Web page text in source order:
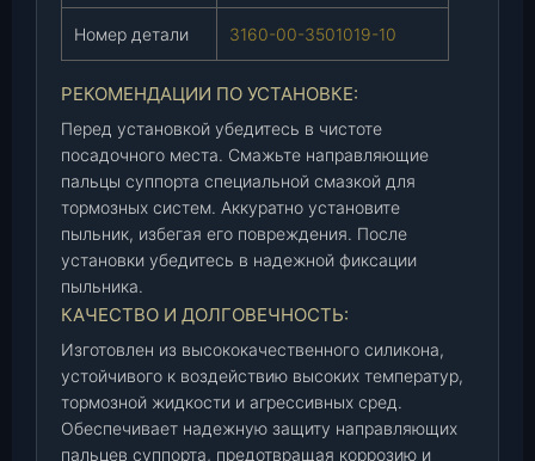
1
-
1
0
)
(
п
ы
л
ь
н
и
к
с
у
п
Номер детали 3160-00-3501019-10
РЕКОМЕНДАЦИИ ПО УСТАНОВКЕ:
Перед установкой убедитесь в чистоте
посадочного места. Смажьте направляющие
пальцы суппорта специальной смазкой для
тормозных систем. Аккуратно установите
пыльник, избегая его повреждения. После
установки убедитесь в надежной фиксации
пыльника.
КАЧЕСТВО И ДОЛГОВЕЧНОСТЬ:
Изготовлен из высококачественного силикона,
устойчивого к воздействию высоких температур,
тормозной жидкости и агрессивных сред.
Обеспечивает надежную защиту направляющих
пальцев суппорта, предотвращая коррозию и